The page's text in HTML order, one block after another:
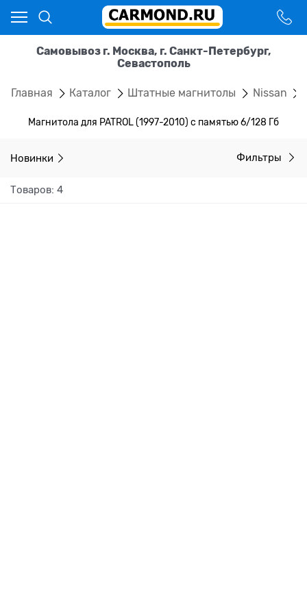
Самовывоз г. Москва, г. Санкт-Петербург,
Севастополь
Главная Каталог Штатные магнитолы Nissan
Магнитола для PATROL (1997-2010) с памятью 6/128 Гб
Новинки Фильтры
Товаров: 4